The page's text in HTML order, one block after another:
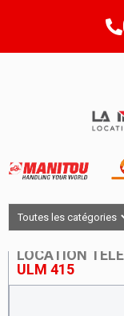
LOCATION
ULM 415